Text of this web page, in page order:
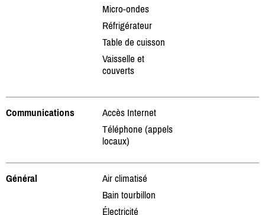
Micro-ondes
Réfrigérateur
Table de cuisson
Vaisselle et
couverts
Communications
Accès Internet
Téléphone (appels
locaux)
Général
Air climatisé
Bain tourbillon
Électricité